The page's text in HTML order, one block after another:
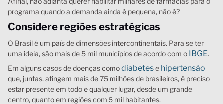
programa quando a demanda ainda é pequena, não é?
Considere regiões estratégicas
O Brasil é um país de dimensões intercontinentais. Para se ter
uma ideia, são mais de 5 mil municípios de acordo com o IBGE.
Em alguns casos de doenças comodiabetese hipertensão
que, juntas, atingem mais de 75 milhões de brasileiros, é preciso
estar presente em todo e qualquer lugar, desde um grande
centro, quanto em regiões com 5 mil habitantes.